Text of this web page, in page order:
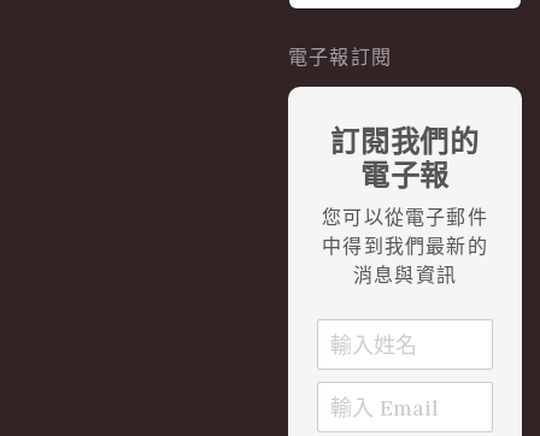
電子報訂閱
訂閱我們的
電子報
您可以從電子郵件
中得到我們最新的
消息與資訊